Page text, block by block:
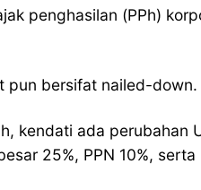
penghasilan (PPh)
pun bersifat nailed-down.
kendati ada
25%, PPN 10%,